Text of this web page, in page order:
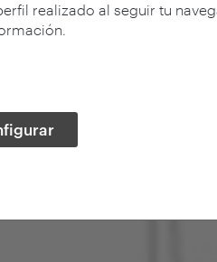
realizado al seguir tu